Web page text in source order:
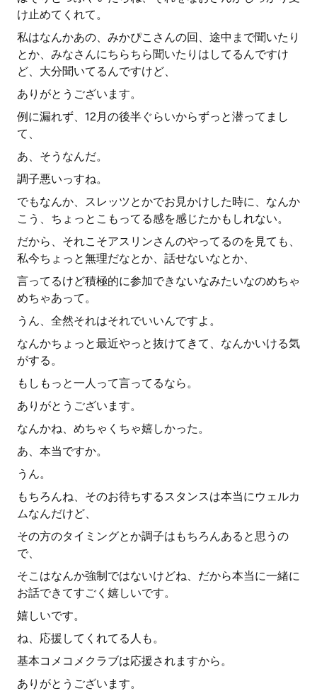
け止めてくれて。
私はなんかあの、みかぴこさんの回、途中まで聞いたり
とか、みなさんにちらちら聞いたりはしてるんですけ
ど、大分聞いてるんですけど、
ありがとうございます。
例に漏れず、12月の後半ぐらいからずっと潜ってまし
て、
あ、そうなんだ。
調子悪いっすね。
でもなんか、スレッツとかでお見かけした時に、なんか
こう、ちょっとこもってる感を感じたかもしれない。
だから、それこそアスリンさんのやってるのを見ても、
私今ちょっと無理だなとか、話せないなとか、
言ってるけど積極的に参加できないなみたいなのめちゃ
めちゃあって。
うん、全然それはそれでいいんですよ。
なんかちょっと最近やっと抜けてきて、なんかいける気
がする。
もしもっと一人って言ってるなら。
ありがとうございます。
なんかね、めちゃくちゃ嬉しかった。
あ、本当ですか。
うん。
もちろんね、そのお待ちするスタンスは本当にウェルカ
ムなんだけど、
その方のタイミングとか調子はもちろんあると思うの
で、
そこはなんか強制ではないけどね、だから本当に一緒に
お話できてすごく嬉しいです。
嬉しいです。
ね、応援してくれてる人も。
基本コメコメクラブは応援されますから。
ありがとうございます。